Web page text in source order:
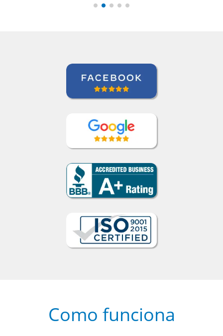
Curso de Português em Florianópolis
Como funciona